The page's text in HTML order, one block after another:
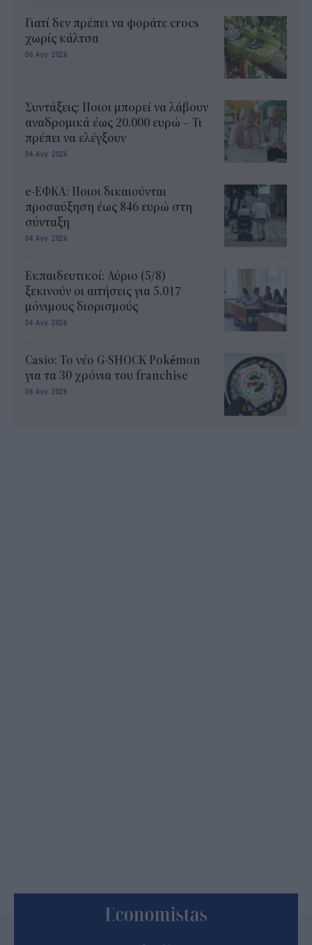
Γιατί δεν πρέπει να φοράτε crocs
χωρίς κάλτσα
06 Αυγ 2026
Συντάξεις: Ποιοι μπορεί να λάβουν
αναδρομικά έως 20.000 ευρώ – Τι
πρέπει να ελέγξουν
04 Αυγ 2026
e-ΕΦΚΑ: Ποιοι δικαιούνται
προσαύξηση έως 846 ευρώ στη
σύνταξη
04 Αυγ 2026
Εκπαιδευτικοί: Αύριο (5/8)
ξεκινούν οι αιτήσεις για 5.017
μόνιμους διορισμούς
04 Αυγ 2026
Casio: Το νέο G-SHOCK Pokémon
για τα 30 χρόνια του franchise
06 Αυγ 2026